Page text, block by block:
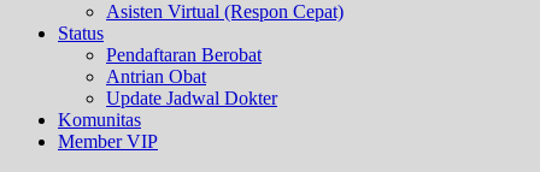
Asisten Virtual (Respon Cepat)
Status
Pendaftaran Berobat
Antrian Obat
Update Jadwal Dokter
Komunitas
Member VIP